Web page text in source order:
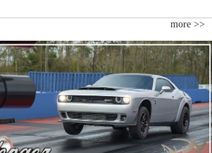
more >>